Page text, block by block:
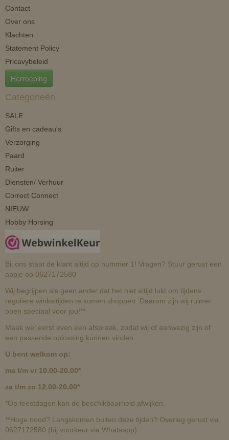
Contact
Over ons
Klachten
Statement Policy
Pricavybeleid
Herroeping
Categorieën
SALE
Gifts en cadeau's
Verzorging
Paard
Ruiter
Diensten/ Verhuur
Correct Connect
NIEUW
Hobby Horsing
Bij ons staat de klant altijd op nummer 1! Vragen? Stuur gerust een
appje op 0627172580
Wij begrijpen als geen ander dat het niet altijd lukt om tijdens
reguliere winkeltijden te komen shoppen. Daarom zijn wij ruimer
open speciaal voor jou!**
Maak wel eerst even een afspraak, zodat wij of aanwezig zijn of
een passende oplossing kunnen vinden.
U bent welkom op:
ma t/m vr 10.00-20.00*
za t/m zo 12.00-20.00*
*Op feestdagen kan de beschikbaarheid afwijken.
**Hoge nood? Langskomen buiten deze tijden? Overleg gerust via
0627172580 (bij voorkeur via Whatsapp)